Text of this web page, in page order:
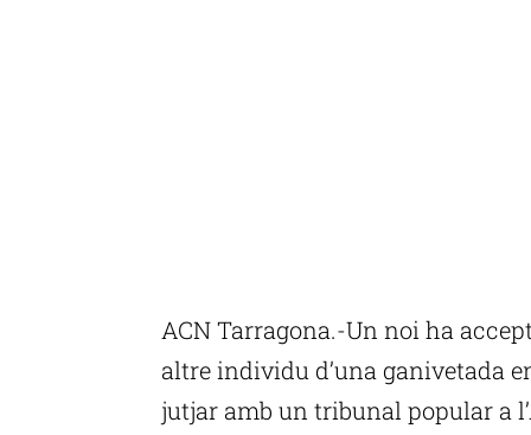
ACN Tarragona.-Un noi ha
altre individu d’una ganivetada
jutjar amb un tribunal popular a